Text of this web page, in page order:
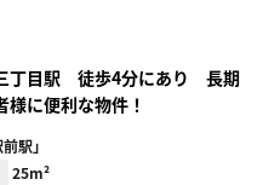
三丁目駅 徒歩4分にあり 長期
に便利な物件！
駅」
25m²